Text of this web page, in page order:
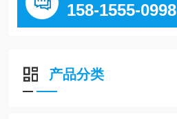
158-1555-0998
产品分类